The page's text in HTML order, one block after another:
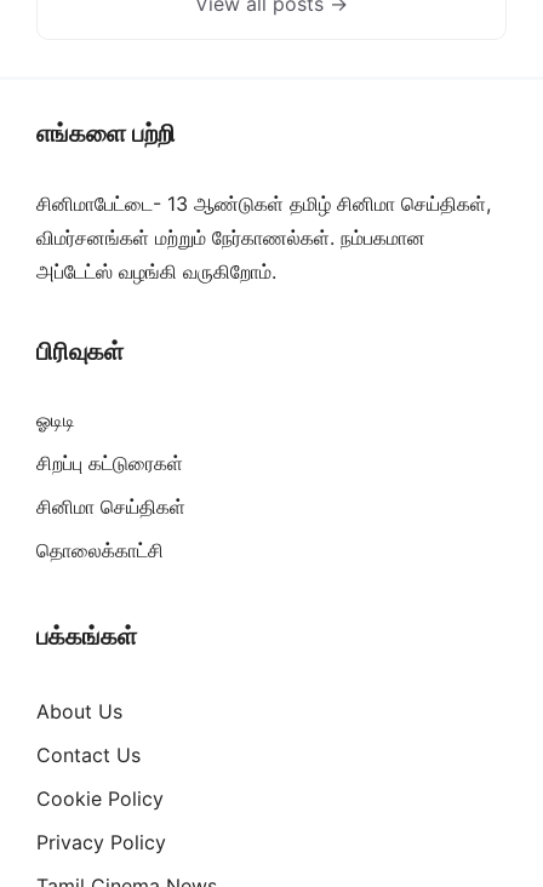
எங்களை பற்றி
சினிமாபேட்டை- 13 ஆண்டுகள் தமிழ் சினிமா செய்திகள்,
விமர்சனங்கள் மற்றும் நேர்காணல்கள். நம்பகமான
அப்டேட்ஸ் வழங்கி வருகிறோம்.
பிரிவுகள்
ஓடிடி
சிறப்பு கட்டுரைகள்
சினிமா செய்திகள்
தொலைக்காட்சி
பக்கங்கள்
About Us
Contact Us
Cookie Policy
Privacy Policy